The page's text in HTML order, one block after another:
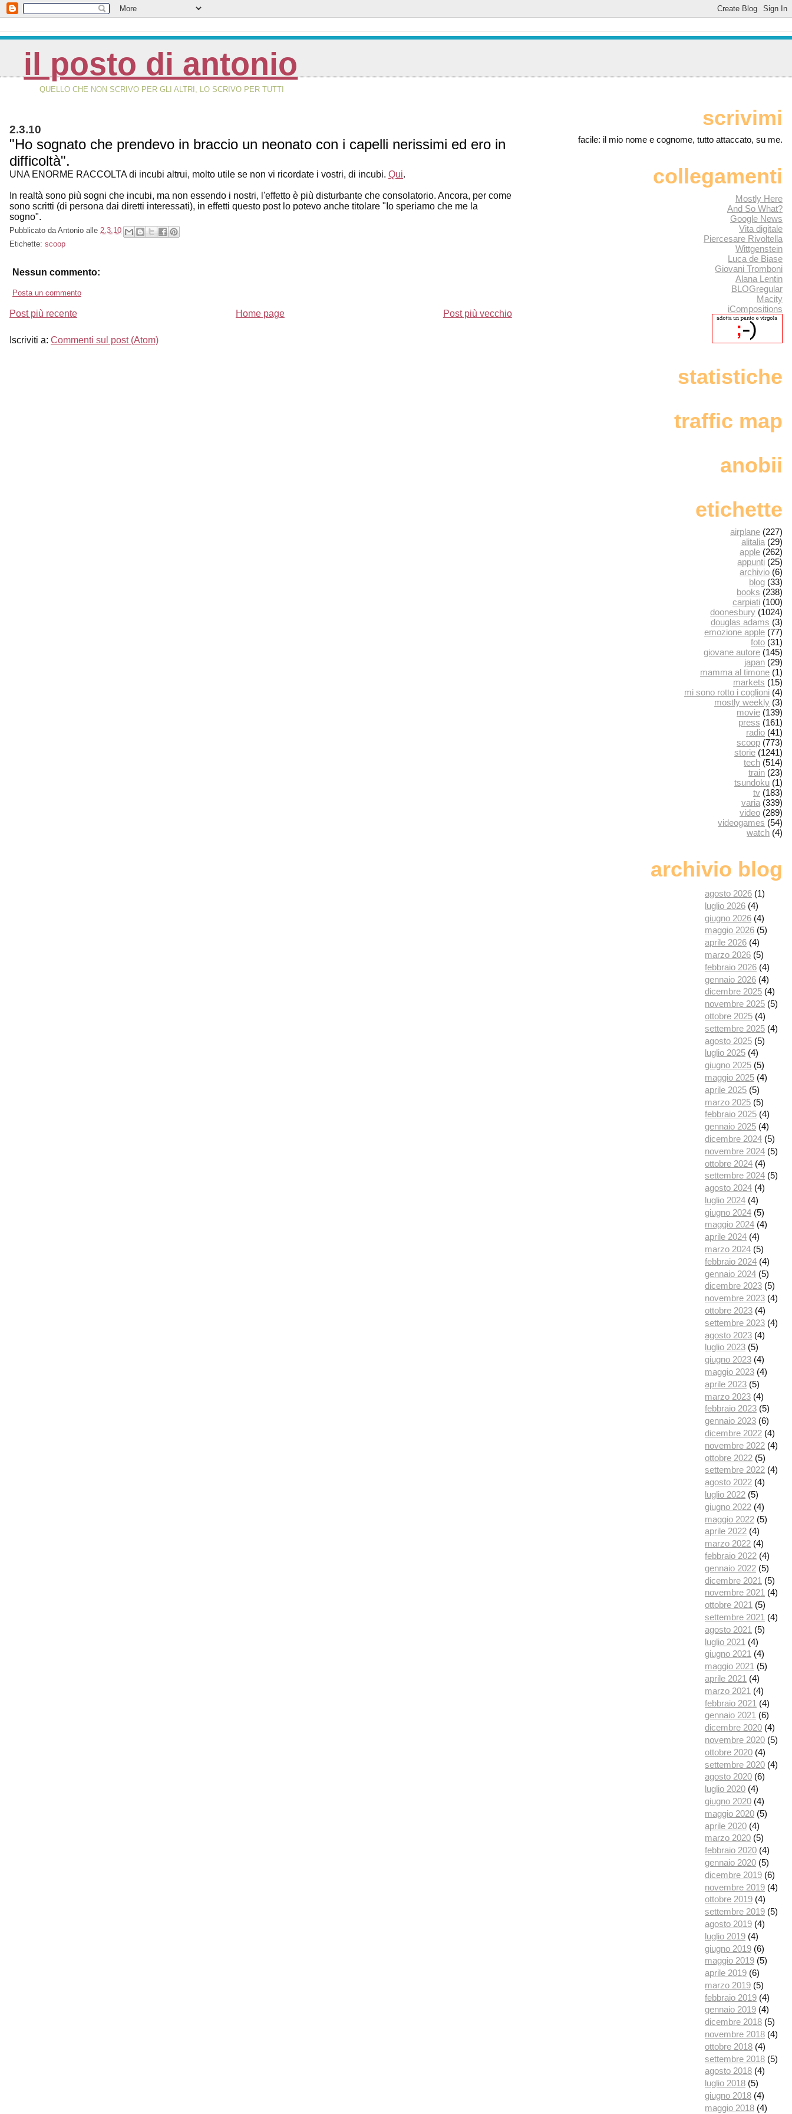
il posto di antonio
QUELLO CHE NON SCRIVO PER GLI ALTRI, LO SCRIVO PER TUTTI
2.3.10
"Ho sognato che prendevo in braccio un neonato con i capelli nerissimi ed ero in
difficoltà".
UNA ENORME RACCOLTA di incubi altrui, molto utile se non vi ricordate i vostri, di incubi. Qui.
In realtà sono più sogni che incubi, ma non essendo i nostri, l'effetto è più disturbante che consolatorio. Ancora, per come
sono scritti (di persona dai diretti interessati), in effetti questo post lo potevo anche titolare "Io speriamo che me la
sogno".
Pubblicato da Antonio alle 2.3.10
Etichette: scoop
Nessun commento:
Posta un commento
Post più recente Post più vecchio
Home page
Iscriviti a: Commenti sul post (Atom)
scrivimi
facile: il mio nome e cognome, tutto attaccato, su me.
collegamenti
Mostly Here
And So What?
Google News
Vita digitale
Piercesare Rivoltella
Wittgenstein
Luca de Biase
Giovani Tromboni
Alana Lentin
BLOGregular
Macity
iCompositions
statistiche
traffic map
anobii
etichette
airplane (227)
alitalia (29)
apple (262)
appunti (25)
archivio (6)
blog (33)
books (238)
carpiati (100)
doonesbury (1024)
douglas adams (3)
emozione apple (77)
foto (31)
giovane autore (145)
japan (29)
mamma al timone (1)
markets (15)
mi sono rotto i coglioni (4)
mostly weekly (3)
movie (139)
press (161)
radio (41)
scoop (773)
storie (1241)
tech (514)
train (23)
tsundoku (1)
tv (183)
varia (339)
video (289)
videogames (54)
watch (4)
archivio blog
agosto 2026 (1)
luglio 2026 (4)
giugno 2026 (4)
maggio 2026 (5)
aprile 2026 (4)
marzo 2026 (5)
febbraio 2026 (4)
gennaio 2026 (4)
dicembre 2025 (4)
novembre 2025 (5)
ottobre 2025 (4)
settembre 2025 (4)
agosto 2025 (5)
luglio 2025 (4)
giugno 2025 (5)
maggio 2025 (4)
aprile 2025 (5)
marzo 2025 (5)
febbraio 2025 (4)
gennaio 2025 (4)
dicembre 2024 (5)
novembre 2024 (5)
ottobre 2024 (4)
settembre 2024 (5)
agosto 2024 (4)
luglio 2024 (4)
giugno 2024 (5)
maggio 2024 (4)
aprile 2024 (4)
marzo 2024 (5)
febbraio 2024 (4)
gennaio 2024 (5)
dicembre 2023 (5)
novembre 2023 (4)
ottobre 2023 (4)
settembre 2023 (4)
agosto 2023 (4)
luglio 2023 (5)
giugno 2023 (4)
maggio 2023 (4)
aprile 2023 (5)
marzo 2023 (4)
febbraio 2023 (5)
gennaio 2023 (6)
dicembre 2022 (4)
novembre 2022 (4)
ottobre 2022 (5)
settembre 2022 (4)
agosto 2022 (4)
luglio 2022 (5)
giugno 2022 (4)
maggio 2022 (5)
aprile 2022 (4)
marzo 2022 (4)
febbraio 2022 (4)
gennaio 2022 (5)
dicembre 2021 (5)
novembre 2021 (4)
ottobre 2021 (5)
settembre 2021 (4)
agosto 2021 (5)
luglio 2021 (4)
giugno 2021 (4)
maggio 2021 (5)
aprile 2021 (4)
marzo 2021 (4)
febbraio 2021 (4)
gennaio 2021 (6)
dicembre 2020 (4)
novembre 2020 (5)
ottobre 2020 (4)
settembre 2020 (4)
agosto 2020 (6)
luglio 2020 (4)
giugno 2020 (4)
maggio 2020 (5)
aprile 2020 (4)
marzo 2020 (5)
febbraio 2020 (4)
gennaio 2020 (5)
dicembre 2019 (6)
novembre 2019 (4)
ottobre 2019 (4)
settembre 2019 (5)
agosto 2019 (4)
luglio 2019 (4)
giugno 2019 (6)
maggio 2019 (5)
aprile 2019 (6)
marzo 2019 (5)
febbraio 2019 (4)
gennaio 2019 (4)
dicembre 2018 (5)
novembre 2018 (4)
ottobre 2018 (4)
settembre 2018 (5)
agosto 2018 (4)
luglio 2018 (5)
giugno 2018 (4)
maggio 2018 (4)